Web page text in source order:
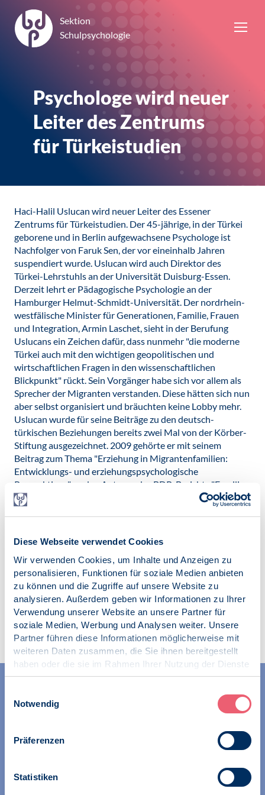
Diese Webseite verwendet Cookies
Wir verwenden Cookies, um Inhalte und Anzeigen zu
personalisieren, Funktionen für soziale Medien anbieten
zu können und die Zugriffe auf unsere Website zu
analysieren. Außerdem geben wir Informationen zu Ihrer
Verwendung unserer Website an unsere Partner für
soziale Medien, Werbung und Analysen weiter. Unsere
Partner führen diese Informationen möglicherweise mit
weiteren Daten zusammen, die Sie ihnen bereitgestellt
haben oder die sie im Rahmen Ihrer Nutzung der Dienste
gesammelt haben.
Notwendig
Präferenzen
Statistiken
Sektion
Schulpsychologie
Psychologe wird neuer
Leiter des Zentrums
für Türkeistudien
Haci-Halil Uslucan wird neuer Leiter des Essener
Zentrums für Türkeistudien. Der 45-jährige, in der Türkei
geborene und in Berlin aufgewachsene Psychologe ist
Nachfolger von Faruk Sen, der vor eineinhalb Jahren
suspendiert wurde. Uslucan wird auch Direktor des
Türkei-Lehrstuhls an der Universität Duisburg-Essen.
Derzeit lehrt er Pädagogische Psychologie an der
Hamburger Helmut-Schmidt-Universität. Der nordrhein-
westfälische Minister für Generationen, Familie, Frauen
und Integration, Armin Laschet, sieht in der Berufung
Uslucans ein Zeichen dafür, dass nunmehr "die moderne
Türkei auch mit den wichtigen geopolitischen und
wirtschaftlichen Fragen in den wissenschaftlichen
Blickpunkt" rückt. Sein Vorgänger habe sich vor allem als
Sprecher der Migranten verstanden. Diese hätten sich nun
aber selbst organisiert und bräuchten keine Lobby mehr.
Uslucan wurde für seine Beiträge zu den deutsch-
türkischen Beziehungen bereits zwei Mal von der Körber-
Stiftung ausgezeichnet. 2009 gehörte er mit seinem
Beitrag zum Thema "Erziehung in Migrantenfamilien:
Entwicklungs- und erziehungspsychologische
Perspektiven" zu den Autoren des BDP-Berichts "Familien
in Deutschland – Beiträge aus familienpsychologischer
Sicht".
16.03.2010
Zur Übersicht
ihrer Berufsausübung und bei der Festigung ihrer